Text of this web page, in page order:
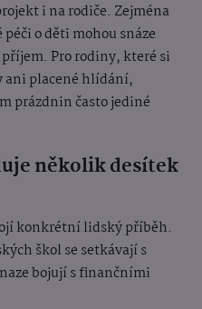
i na rodiče. Zejména
o děti mohou snáze
Pro rodiny, které si
placené hlídání,
prázdnin často jediné
několik desítek
konkrétní lidský příběh.
škol se setkávají s
bojují s finančními